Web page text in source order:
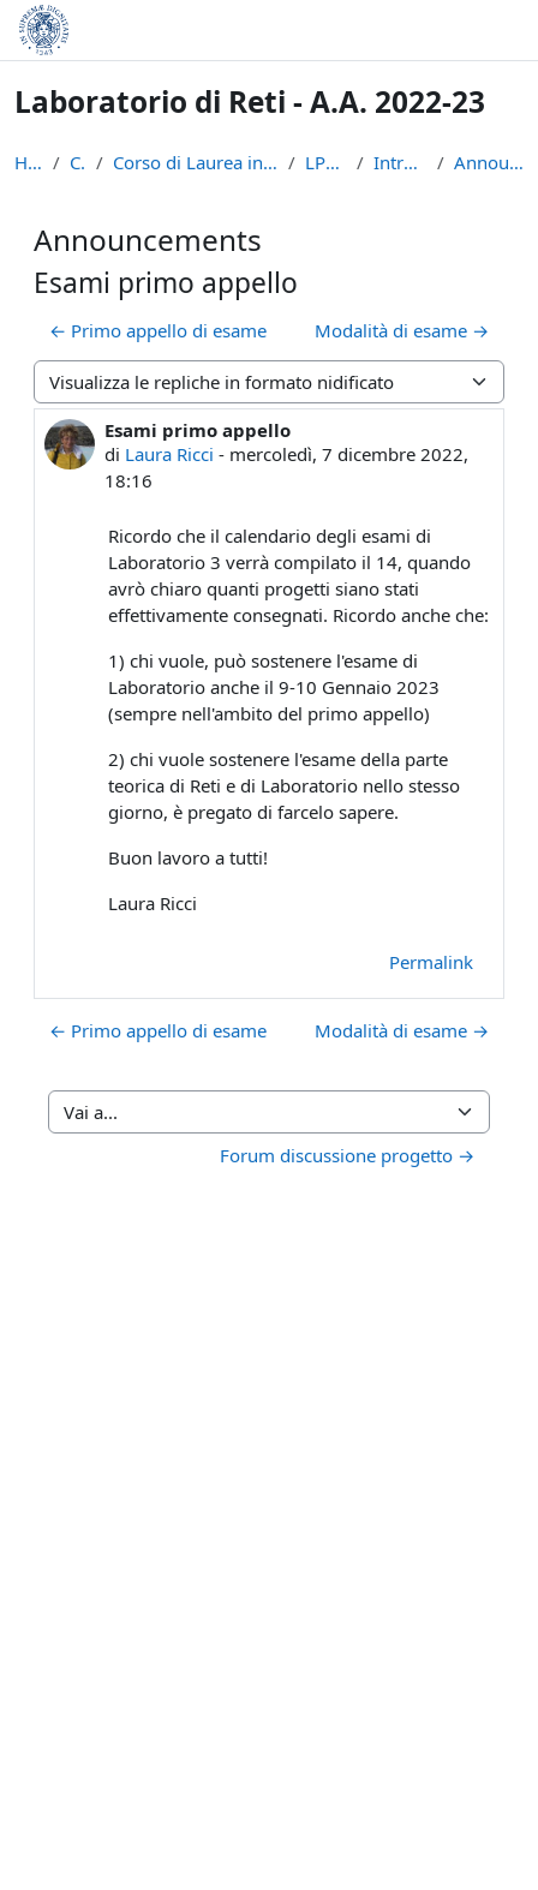
Vai al contenuto principale
Laboratorio di Reti - A.A. 2022-23
Home Corsi Corso di Laurea in Informatica (L-31) LPR-22-23 Introduzione Announcements
Announcements
Esami primo appello
← Primo appello di esame Modalità di esame →
Modalità visualizzazione
Esami primo appello
di Laura Ricci - mercoledì, 7 dicembre 2022,
18:16
Numero di risposte: 0
Ricordo che il calendario degli esami di
Laboratorio 3 verrà compilato il 14, quando
avrò chiaro quanti progetti siano stati
effettivamente consegnati. Ricordo anche che:
1) chi vuole, può sostenere l'esame di
Laboratorio anche il 9-10 Gennaio 2023
(sempre nell'ambito del primo appello)
2) chi vuole sostenere l'esame della parte
teorica di Reti e di Laboratorio nello stesso
giorno, è pregato di farcelo sapere.
Buon lavoro a tutti!
Laura Ricci
Permalink
← Primo appello di esame Modalità di esame →
Vai a...
Forum discussione progetto →